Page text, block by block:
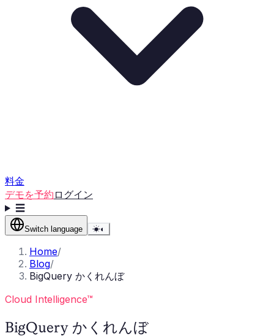
料金
デモを予約 ログイン
☰
Switch language ☀◐
Home/
Blog/
BigQuery かくれんぼ
Cloud Intelligence™
BigQuery かくれんぼ